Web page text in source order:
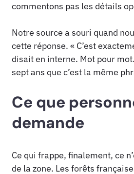
commentons pas les détails
Notre source a souri quand
cette réponse. « C’est
disait en interne. Mot pour
sept ans que c’est la même
Ce que
demande
Ce qui frappe, finalement, ce
de la zone. Les forêts